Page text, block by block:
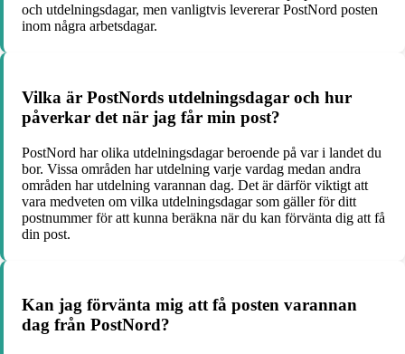
och utdelningsdagar, men vanligtvis levererar PostNord posten
inom några arbetsdagar.
Vilka är PostNords utdelningsdagar och hur
påverkar det när jag får min post?
PostNord har olika utdelningsdagar beroende på var i landet du
bor. Vissa områden har utdelning varje vardag medan andra
områden har utdelning varannan dag. Det är därför viktigt att
vara medveten om vilka utdelningsdagar som gäller för ditt
postnummer för att kunna beräkna när du kan förvänta dig att få
din post.
Kan jag förvänta mig att få posten varannan
dag från PostNord?